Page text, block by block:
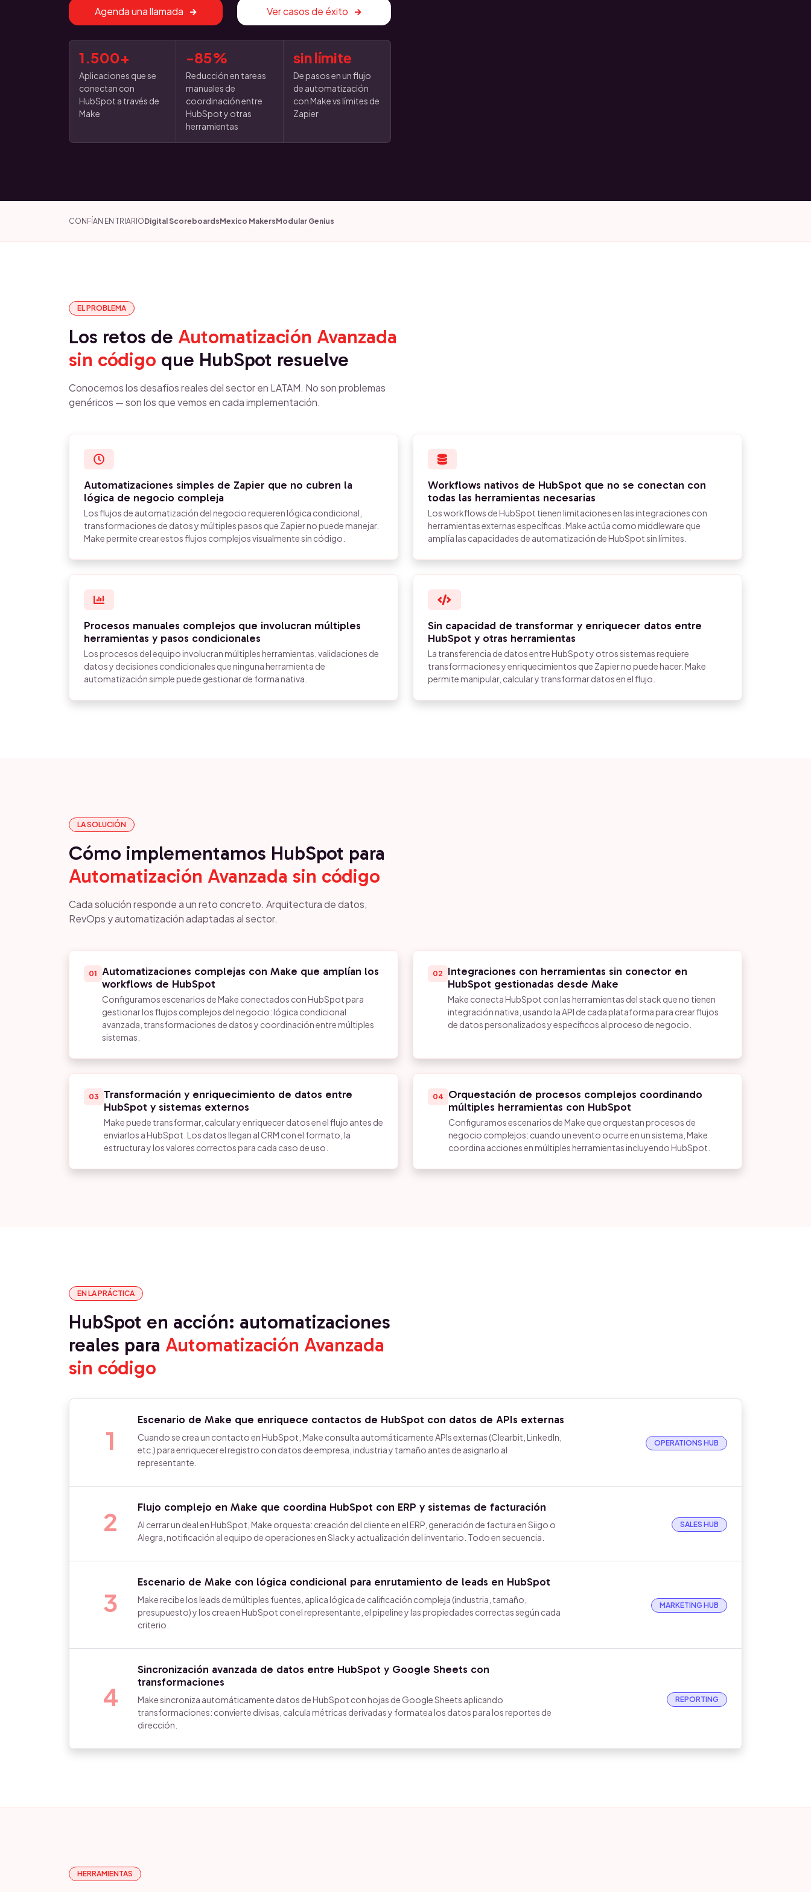
Agenda una llamada Ver casos de éxito
1.500+
Aplicaciones que se
conectan con
HubSpot a través de
Make
-85%
Reducción en tareas
manuales de
coordinación entre
HubSpot y otras
herramientas
sin límite
De pasos en un flujo
de automatización
con Make vs límites de
Zapier
CONFÍAN EN TRIARIODigital ScoreboardsMexico MakersModular Genius
EL PROBLEMA
Los retos de Automatización Avanzada
sin código que HubSpot resuelve
Conocemos los desafíos reales del sector en LATAM. No son problemas
genéricos — son los que vemos en cada implementación.
Automatizaciones simples de Zapier que no cubren la
lógica de negocio compleja
Los flujos de automatización del negocio requieren lógica condicional,
transformaciones de datos y múltiples pasos que Zapier no puede manejar.
Make permite crear estos flujos complejos visualmente sin código.
Workflows nativos de HubSpot que no se conectan con
todas las herramientas necesarias
Los workflows de HubSpot tienen limitaciones en las integraciones con
herramientas externas específicas. Make actúa como middleware que
amplía las capacidades de automatización de HubSpot sin límites.
Procesos manuales complejos que involucran múltiples
herramientas y pasos condicionales
Los procesos del equipo involucran múltiples herramientas, validaciones de
datos y decisiones condicionales que ninguna herramienta de
automatización simple puede gestionar de forma nativa.
Sin capacidad de transformar y enriquecer datos entre
HubSpot y otras herramientas
La transferencia de datos entre HubSpot y otros sistemas requiere
transformaciones y enriquecimientos que Zapier no puede hacer. Make
permite manipular, calcular y transformar datos en el flujo.
LA SOLUCIÓN
Cómo implementamos HubSpot para
Automatización Avanzada sin código
Cada solución responde a un reto concreto. Arquitectura de datos,
RevOps y automatización adaptadas al sector.
01 Automatizaciones complejas con Make que amplían los
workflows de HubSpot
Configuramos escenarios de Make conectados con HubSpot para
gestionar los flujos complejos del negocio: lógica condicional
avanzada, transformaciones de datos y coordinación entre múltiples
sistemas.
02
Integraciones con herramientas sin conector en
HubSpot gestionadas desde Make
Make conecta HubSpot con las herramientas del stack que no tienen
integración nativa, usando la API de cada plataforma para crear flujos
de datos personalizados y específicos al proceso de negocio.
03 Transformación y enriquecimiento de datos entre
HubSpot y sistemas externos
Make puede transformar, calcular y enriquecer datos en el flujo antes de
enviarlos a HubSpot. Los datos llegan al CRM con el formato, la
estructura y los valores correctos para cada caso de uso.
04
Orquestación de procesos complejos coordinando
múltiples herramientas con HubSpot
Configuramos escenarios de Make que orquestan procesos de
negocio complejos: cuando un evento ocurre en un sistema, Make
coordina acciones en múltiples herramientas incluyendo HubSpot.
EN LA PRÁCTICA
HubSpot en acción: automatizaciones
reales para Automatización Avanzada
sin código
1
Escenario de Make que enriquece contactos de HubSpot con datos de APIs externas
Cuando se crea un contacto en HubSpot, Make consulta automáticamente APIs externas (Clearbit, LinkedIn,
etc.) para enriquecer el registro con datos de empresa, industria y tamaño antes de asignarlo al
representante.
OPERATIONS HUB
2 Flujo complejo en Make que coordina HubSpot con ERP y sistemas de facturación
Al cerrar un deal en HubSpot, Make orquesta: creación del cliente en el ERP, generación de factura en Siigo o
Alegra, notificación al equipo de operaciones en Slack y actualización del inventario. Todo en secuencia.
SALES HUB
3
Escenario de Make con lógica condicional para enrutamiento de leads en HubSpot
Make recibe los leads de múltiples fuentes, aplica lógica de calificación compleja (industria, tamaño,
presupuesto) y los crea en HubSpot con el representante, el pipeline y las propiedades correctas según cada
criterio.
MARKETING HUB
4
Sincronización avanzada de datos entre HubSpot y Google Sheets con
transformaciones
Make sincroniza automáticamente datos de HubSpot con hojas de Google Sheets aplicando
transformaciones: convierte divisas, calcula métricas derivadas y formatea los datos para los reportes de
dirección.
REPORTING
HERRAMIENTAS